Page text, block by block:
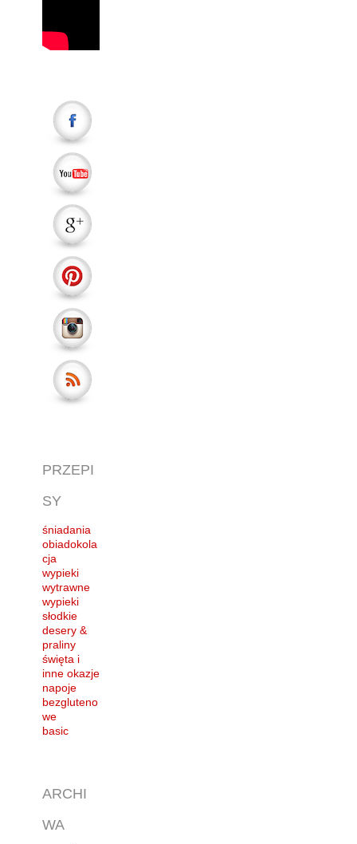
PRZEPI
SY
śniadania
obiadokola
cja
wypieki
wytrawne
wypieki
słodkie
desery &
praliny
święta i
inne okazje
napoje
bezgluteno
we
basic
ARCHI
WA